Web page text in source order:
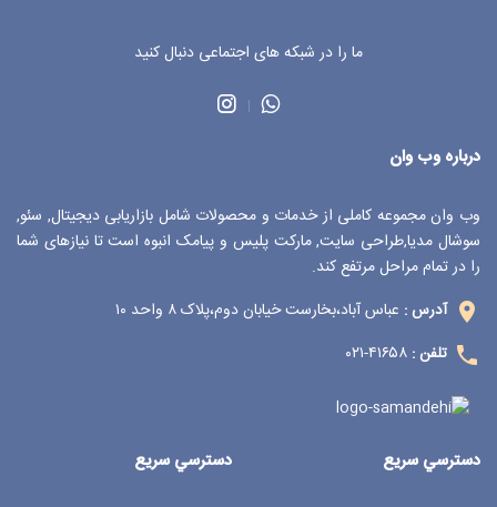
درباره وب وان
وب وان مجموعه کاملی از خدمات و محصولات شامل بازاریابی دیجیتال, سئو,
سوشال مدیا,طراحی سایت, مارکت پلیس و پیامک انبوه است تا نیازهای شما
را در تمام مراحل مرتفع کند.
آدرس : عباس آباد،بخارست خیابان دوم،پلاک ۸ واحد ۱۰
تلفن : ۴۱۶۵۸-۰۲۱
ما را در شبکه های اجتماعی دنبال کنید
دسترسي سريع دسترسي سريع